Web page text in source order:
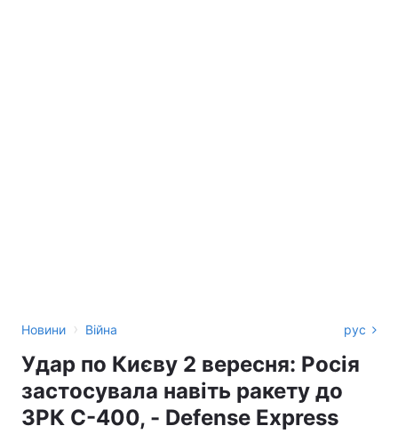
Новини › Війна рус
Удар по Києву 2 вересня: Росія
застосувала навіть ракету до
ЗРК С-400, - Defense Express